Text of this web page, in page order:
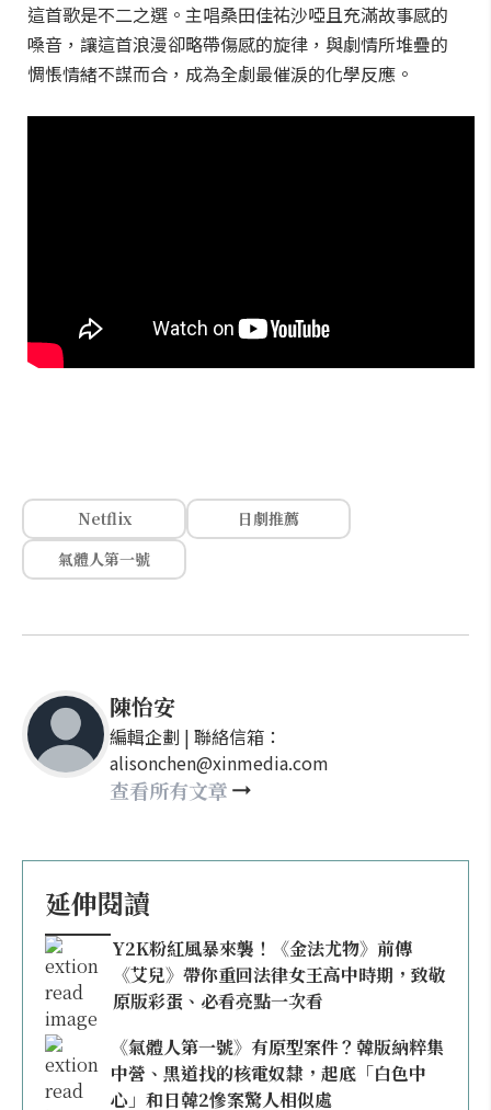
這首歌是不二之選。主唱桑田佳祐沙啞且充滿故事感的
嗓音，讓這首浪漫卻略帶傷感的旋律，與劇情所堆疊的
惆悵情緒不謀而合，成為全劇最催淚的化學反應。
Netflix
日劇推薦
氣體人第一號
陳怡安
編輯企劃 | 聯絡信箱：
alisonchen@xinmedia.com
查看所有文章
延伸閱讀
Y2K粉紅風暴來襲！《金法尤物》前傳
《艾兒》帶你重回法律女王高中時期，致敬
原版彩蛋、必看亮點一次看
《氣體人第一號》有原型案件？韓版納粹集
中營、黑道找的核電奴隸，起底「白色中
心」和日韓2慘案驚人相似處